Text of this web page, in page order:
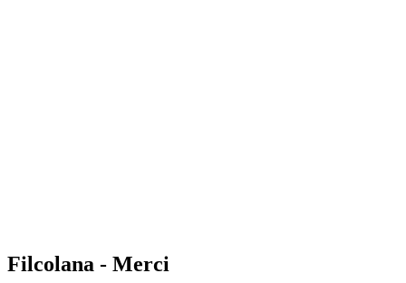
Filcolana - Merci